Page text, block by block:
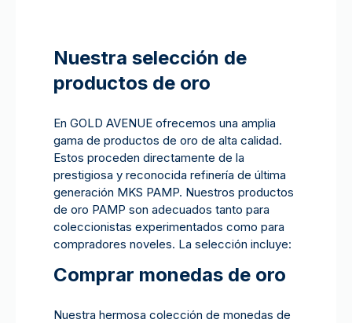
Nuestra selección de
productos de oro
En GOLD AVENUE ofrecemos una amplia
gama de productos de oro de alta calidad.
Estos proceden directamente de la
prestigiosa y reconocida refinería de última
generación MKS PAMP. Nuestros productos
de oro PAMP son adecuados tanto para
coleccionistas experimentados como para
compradores noveles. La selección incluye:
Comprar monedas de oro
Nuestra hermosa colección de monedas de